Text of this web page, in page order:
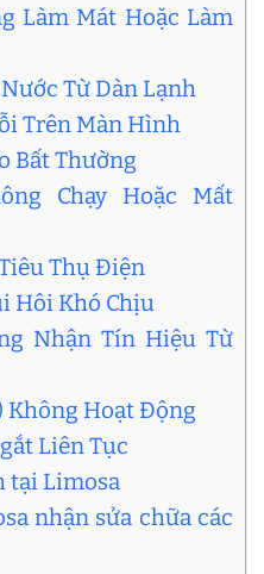
Làm Mát Hoặc Làm
Từ Dàn Lạnh
Trên Màn Hình
Bất Thường
Chạy Hoặc Mất
Thụ Điện
Hôi Khó Chịu
Nhận Tín Hiệu Từ
Không Hoạt Động
Liên Tục
tại Limosa
nhận sửa chữa các